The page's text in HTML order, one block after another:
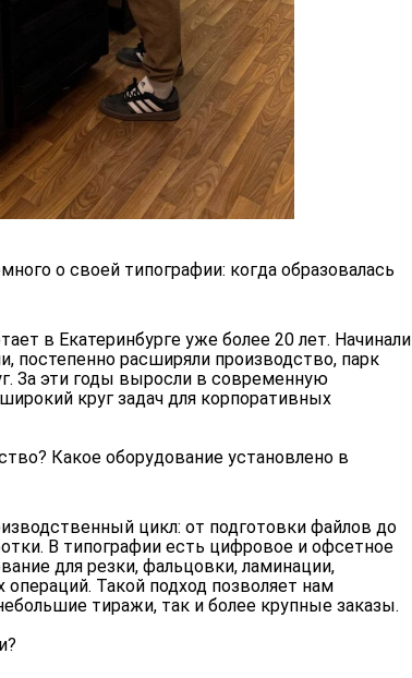
о своей типографии: когда образовалась
в Екатеринбурге уже более 20 лет. Начинали
постепенно расширяли производство, парк
За эти годы выросли в современную
круг задач для корпоративных
Какое оборудование установлено в
цикл: от подготовки файлов до
В типографии есть цифровое и офсетное
для резки, фальцовки, ламинации,
операций. Такой подход позволяет нам
тиражи, так и более крупные заказы.